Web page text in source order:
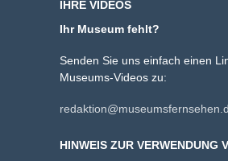
IHRE VIDEOS
Ihr Museum fehlt?
Senden Sie uns einfach einen
Museums-Videos zu:
HINWEIS ZUR VERWENDUNG